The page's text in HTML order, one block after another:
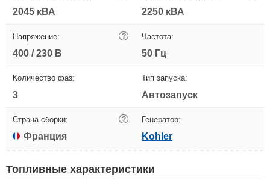
2045 кВА 2250 кВА
Напряжение: ?
400 / 230 В
Частота:
50 Гц
Количество фаз:
3
Тип запуска:
Автозапуск
Страна сборки: ?
Франция
Генератор:
Kohler
Топливные характеристики